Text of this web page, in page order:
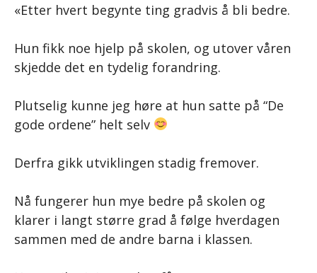
«Etter hvert begynte ting gradvis å bli bedre.
Hun fikk noe hjelp på skolen, og utover våren
skjedde det en tydelig forandring.
Plutselig kunne jeg høre at hun satte på “De
gode ordene” helt selv
Derfra gikk utviklingen stadig fremover.
Nå fungerer hun mye bedre på skolen og
klarer i langt større grad å følge hverdagen
sammen med de andre barna i klassen.